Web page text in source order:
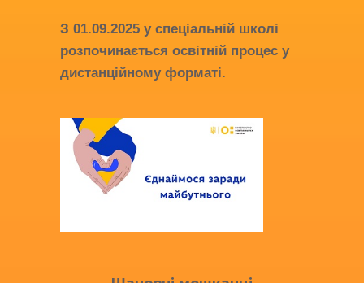
З 01.09.2025 у спеціальній школі
розпочинається освітній процес у
дистанційному форматі.